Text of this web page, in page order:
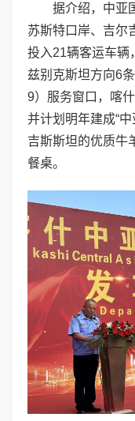
据介绍，中亚
苏斯特口岸、吉尔
投入21辆客运车辆
兹别克斯坦方向6
9）服务窗口，喀
并计划明年建成“
吉斯斯坦的优质牛
餐桌。